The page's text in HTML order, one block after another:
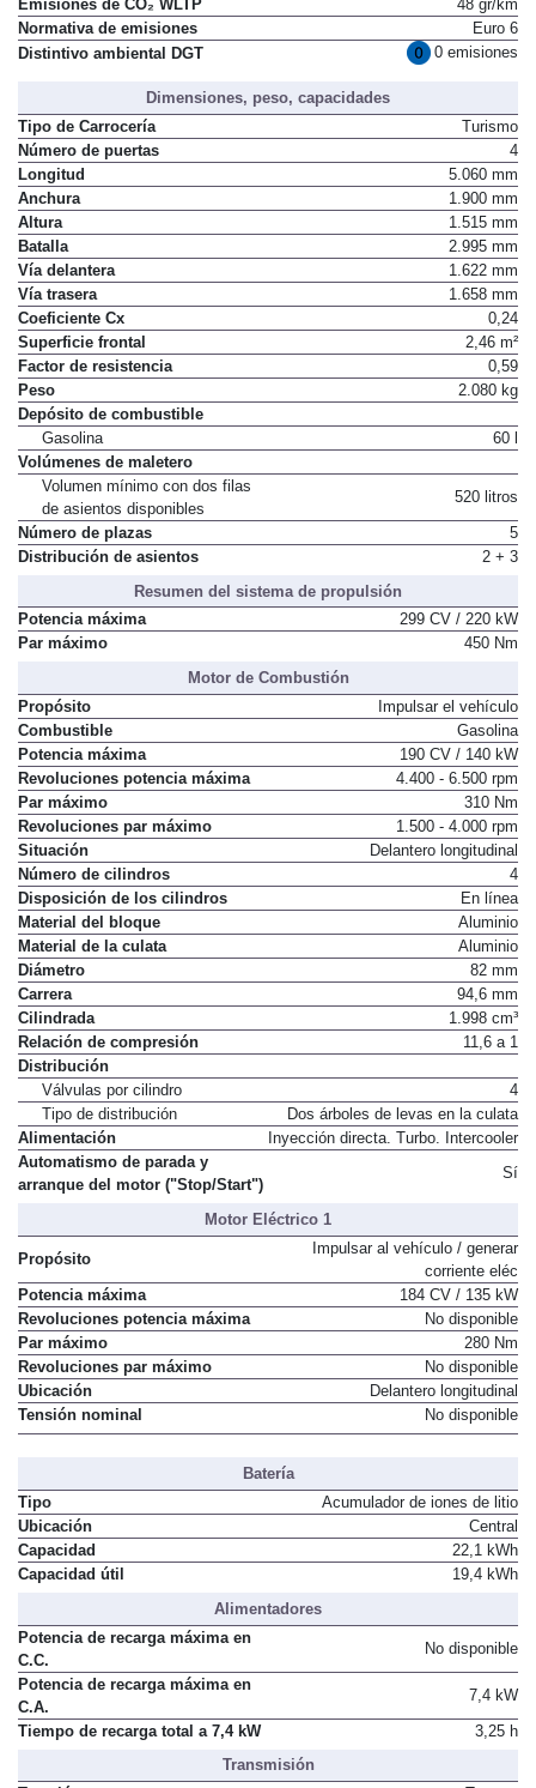
Emisiones de CO₂ WLTP
48 gr/km
Normativa de emisiones
Euro 6
Dimensiones, peso, capacidades
Tipo de Carrocería
Turismo
Número de puertas
4
Longitud
5.060 mm
Anchura
1.900 mm
Altura
1.515 mm
Batalla
2.995 mm
Vía delantera
1.622 mm
Vía trasera
1.658 mm
Coeficiente Cx
0,24
Superficie frontal
2,46 m²
Factor de resistencia
0,59
Peso
Depósito de combustible
Gasolina
Volúmenes de maletero
Volumen mínimo con dos filas
de asientos disponibles
Número de plazas
5
Resumen del sistema de propulsión
Potencia máxima
299 CV / 220 kW
Motor de Combustión
Propósito
Impulsar el vehículo
Combustible
Gasolina
Potencia máxima
190 CV / 140 kW
Revoluciones potencia máxima
4.400 - 6.500 rpm
Par máximo
310 Nm
Revoluciones par máximo
1.500 - 4.000 rpm
Situación
Delantero longitudinal
Número de cilindros
4
Disposición de los cilindros
En línea
Material del bloque
Aluminio
Material de la culata
Aluminio
Diámetro
82 mm
Carrera
94,6 mm
Cilindrada
1.998 cm³
Relación de compresión
Distribución
Válvulas por cilindro
4
Tipo de distribución
Dos árboles de levas en la culata
Alimentación
Automatismo de parada y
Motor Eléctrico 1
Propósito
Impulsar al vehículo / generar
corriente eléc
Potencia máxima
184 CV / 135 kW
Revoluciones potencia máxima
No disponible
Par máximo
280 Nm
Revoluciones par máximo
No disponible
Ubicación
Delantero longitudinal
Tensión nominal
No disponible
Batería
Tipo
Acumulador de iones de litio
Ubicación
Central
Capacidad
22,1 kWh
Alimentadores
Potencia de recarga máxima en
C.C.
Potencia de recarga máxima en
C.A.